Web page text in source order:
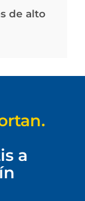
de alto
a